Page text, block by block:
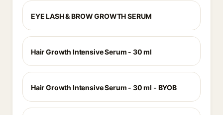
EYE LASH & BROW GROWTH SERUM
Hair Growth Intensive Serum - 30 ml
Hair Growth Intensive Serum - 30 ml - BYOB